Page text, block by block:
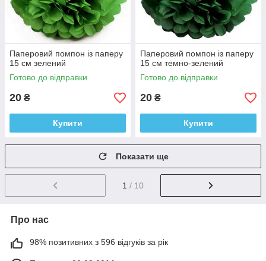
Паперовий помпон із паперу
15 см зелений
Готово до відправки
20 ₴
Купити
Паперовий помпон із паперу
15 см темно-зелений
Готово до відправки
20 ₴
Купити
Показати ще
1 / 10
Про нас
98% позитивних з 596 відгуків за рік